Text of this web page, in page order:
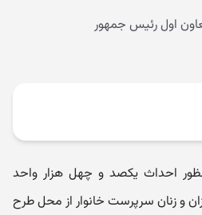
احداث یکصد و چهل هزار واحد
و زنان سرپرست خانوار از محل طرح